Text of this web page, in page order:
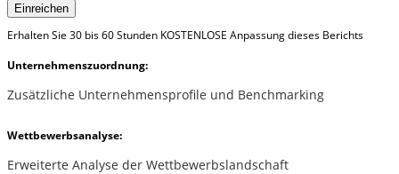
Einreichen
Erhalten Sie 30 bis 60 Stunden KOSTENLOSE Anpassung dieses Berichts
Unternehmenszuordnung:
Zusätzliche Unternehmensprofile und Benchmarking
Wettbewerbsanalyse:
Erweiterte Analyse der Wettbewerbslandschaft